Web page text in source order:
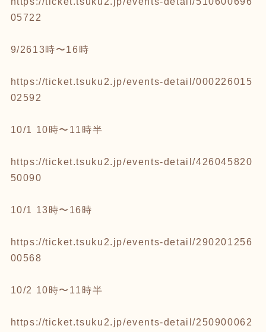
05722
9/2613時〜16時
https://ticket.tsuku2.jp/events-detail/000226015
02592
10/1 10時〜11時半
https://ticket.tsuku2.jp/events-detail/426045820
50090
10/1 13時〜16時
https://ticket.tsuku2.jp/events-detail/290201256
00568
10/2 10時〜11時半
https://ticket.tsuku2.jp/events-detail/250900062